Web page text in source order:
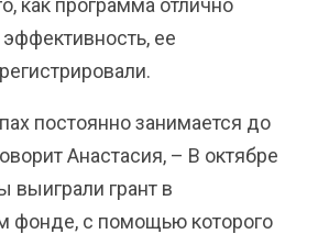
как программа отлично
ее
постоянно занимается до
Анастасия, – В октябре
выиграли грант в
фонде, с помощью которого